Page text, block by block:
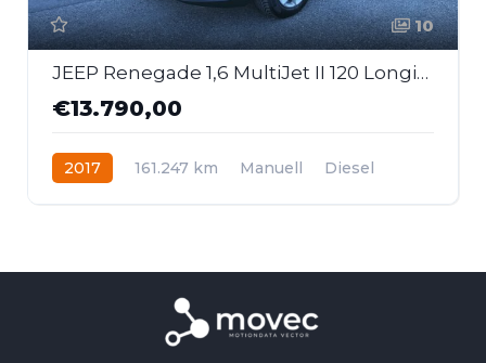
10
JEEP Renegade 1,6 MultiJet II 120 Longitude
€13.790,00
2017 161.247 km Manuell
Diesel